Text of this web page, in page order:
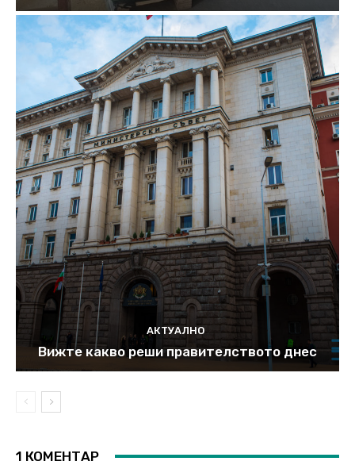
АКТУАЛНО
Вижте какво реши правителството днес
1 КОМЕНТАР